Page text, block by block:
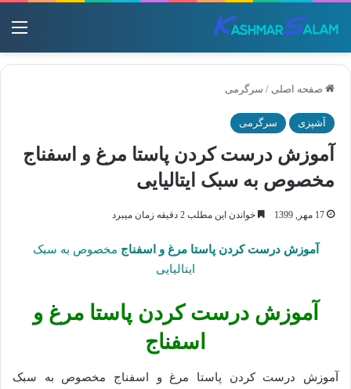
صفحه اصلی / سرگرمی
آشپزی سرگرمی
آموزش درست کردن پاستا مرغ و اسفناج
مخصوص به سبک ایتالیایی
17 مهر, 1399 خواندن این مطلب 2 دقیقه زمان میبرد
آموزش درست کردن پاستا مرغ و اسفناج مخصوص به سبک
ایتالیایی
آموزش درست کردن پاستا مرغ و
اسفناج
آموزش درست کردن پاستا مرغ و اسفناج مخصوص به سبک